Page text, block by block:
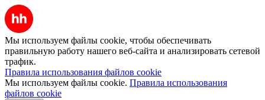
Мы используем файлы cookie, чтобы обеспечивать
правильную работу нашего веб-сайта и анализировать сетевой
трафик.
Правила использования файлов cookie
Мы используем файлы cookie. Правила использования
файлов cookie